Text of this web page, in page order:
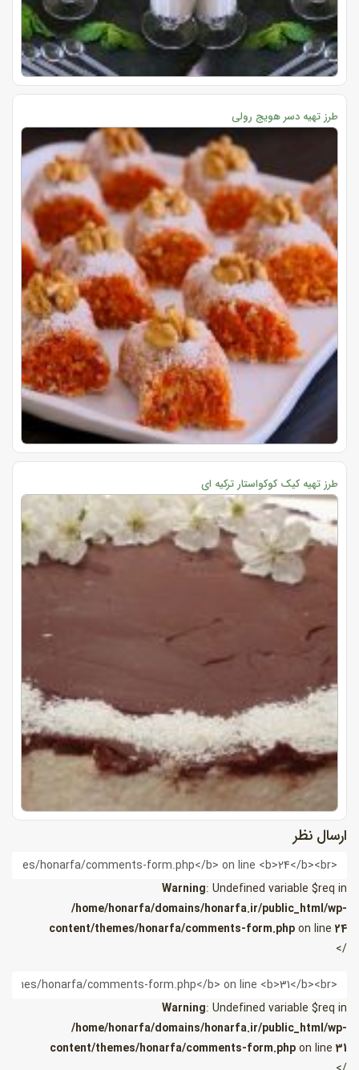
طرز تهیه دسر هویج رولی
طرز تهیه کیک کوکواستار ترکیه ای
ارسال نظر
Warning: Undefined variable $req in
/home/honarfa/domains/honarfa.ir/public_html/wp-
content/themes/honarfa/comments-form.phpon line24
/>
ایمیل
Warning: Undefined variable $req in
/home/honarfa/domains/honarfa.ir/public_html/wp-
content/themes/honarfa/comments-form.phpon line31